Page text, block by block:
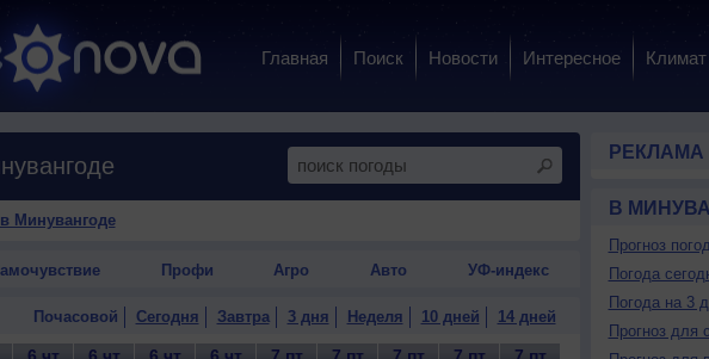
Главная Поиск Новости Интересное Климат
Минувангоде
Профи Агро Авто УФ-индекс
Почасовой Сегодня Завтра 3 дня Неделя 10 дней 14 дней
РЕКЛАМА
В
Прогноз
Погода
Погода на 3
Прогноз для